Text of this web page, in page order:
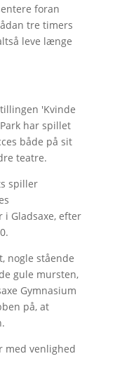
foran
tre timers
leve længe
'Kvinde
har spillet
både på sit
teatre.
spiller
i Gladsaxe, efter
nogle stående
gule mursten,
Gymnasium
på, at
med venlighed